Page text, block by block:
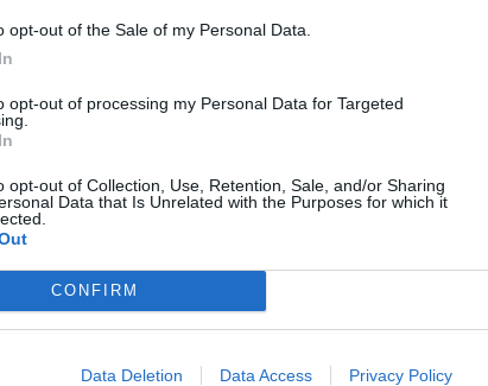
opt-out of the Sale of my Personal Data.
opt-out of processing my Personal Data for Targeted
opt-out of Collection, Use, Retention, Sale, and/or Sharing
Data that Is Unrelated with the Purposes for which it
CONFIRM
Data Deletion Data Access Privacy Policy
έχει στο ενεργητικό του 180 αγώνες στους
έχει κατακτήσει 18 παγκόσμιους τίτλους με
είχε αγωνιστεί σε αγώνα kockboxing ήταν τον
Στιβ Μόξον, ενώ γενικά ο τελευταίος αγώνας του
στην πυγμαχία.
C4YTp6fM0D1/?